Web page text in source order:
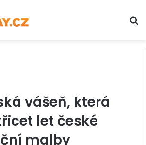
vášeň, která
let české
malby